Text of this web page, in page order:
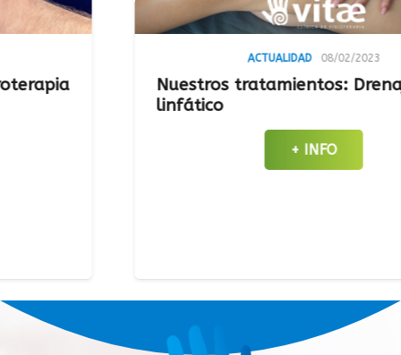
ACTUALIDAD 08/02/2023
Nuestros tratamientos: Drenaje
linfático